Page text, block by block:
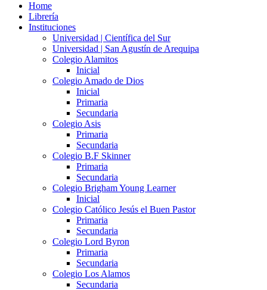
Home
Librería
Instituciones
Universidad | Científica del Sur
Universidad | San Agustín de Arequipa
Colegio Alamitos
Inicial
Colegio Amado de Dios
Inicial
Primaria
Secundaria
Colegio Asis
Primaria
Secundaria
Colegio B.F Skinner
Primaria
Secundaria
Colegio Brigham Young Learner
Inicial
Colegio Católico Jesús el Buen Pastor
Primaria
Secundaria
Colegio Lord Byron
Primaria
Secundaria
Colegio Los Alamos
Secundaria